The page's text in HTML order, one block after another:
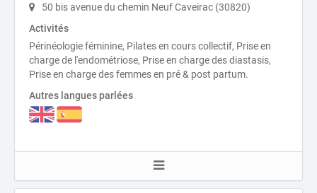
50 bis avenue du chemin Neuf Caveirac (30820)
Activités
Périnéologie féminine, Pilates en cours collectif, Prise en
charge de l'endométriose, Prise en charge des diastasis,
Prise en charge des femmes en pré & post partum.
Autres langues parlées